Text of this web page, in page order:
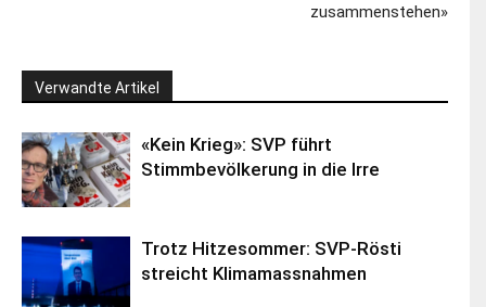
zusammenstehen»
Verwandte Artikel
«Kein Krieg»: SVP führt
Stimmbevölkerung in die Irre
Trotz Hitzesommer: SVP-Rösti
streicht Klimamassnahmen